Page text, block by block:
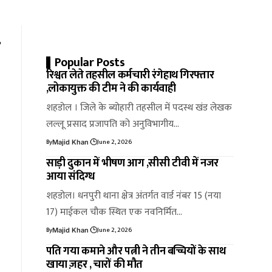
Popular Posts
रिश्वत लेते तहसील कर्मचारी रंगेहाथ गिरफ्तार
,लोकायुक्त की टीम ने की कार्यवाही
शहडोल । जिले के ब्योहारी तहसील में पदस्थ खंड लेखक
लल्लू प्रसाद प्रजापति को अनुविभागीय…
ByMajid Khan June 2, 2026
साड़ी दुकान में भीषण आग ,सीसी टीवी में नजर
आया संदिग्ध
शहडोल। धनपुरी थाना क्षेत्र अंतर्गत वार्ड नंबर 15 (नया
17) माईकल चौक स्थित एक नवनिर्मित…
ByMajid Khan June 2, 2026
पति गया कमाने और पत्नी ने तीन बच्चियों के साथ
खाया ज़हर , चारों की मौत